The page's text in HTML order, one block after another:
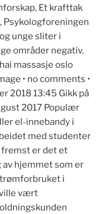
Et krafttak
Psykologforeningen
unge sliter i
områder negativ.
massasje oslo
• no comments •
2018 13:45 Gikk på
2017 Populær
el-innebandy i
med studenter
fremst er det et
hjemmet som er
i
vært